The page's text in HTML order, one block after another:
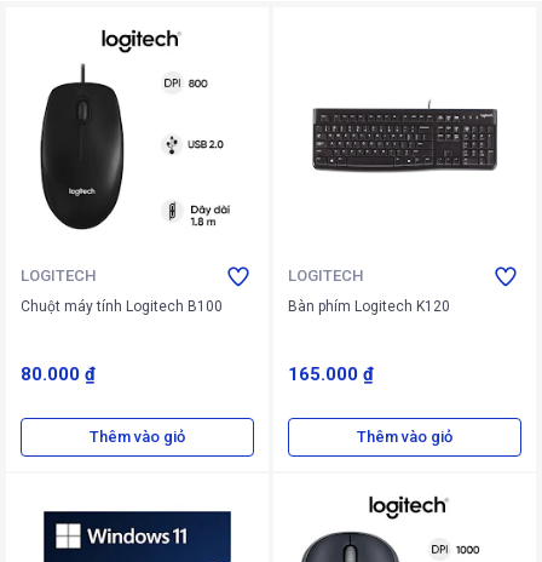
LOGITECH
Chuột máy tính Logitech B100
80.000 ₫
Thêm vào giỏ
LOGITECH
Bàn phím Logitech K120
165.000 ₫
Thêm vào giỏ